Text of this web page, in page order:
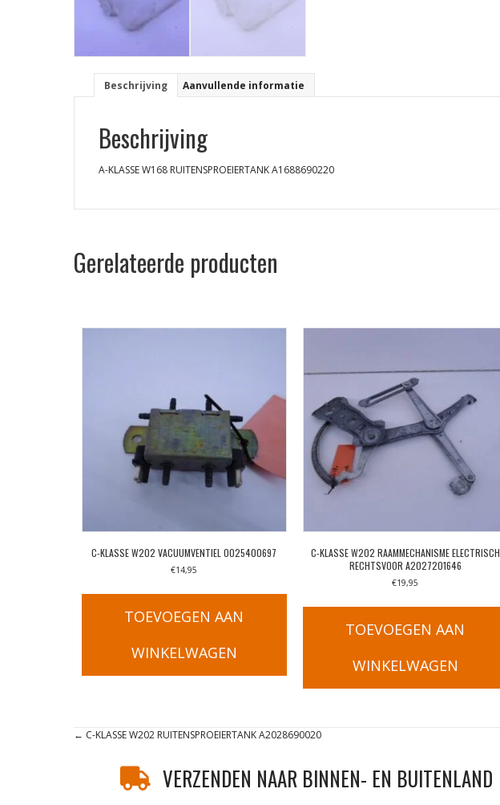
Beschrijving Aanvullende informatie
Beschrijving
A-KLASSE W168 RUITENSPROEIERTANK A1688690220
Gerelateerde producten
C-KLASSE W202 VACUUMVENTIEL 0025400697
€14,95
TOEVOEGEN AAN
WINKELWAGEN
C-KLASSE W202 RAAMMECHANISME ELECTRISCH
RECHTSVOOR A2027201646
€19,95
TOEVOEGEN AAN
WINKELWAGEN
Posts
navigation
← C-KLASSE W202 RUITENSPROEIERTANK A2028690020
VERZENDEN NAAR BINNEN- EN BUITENLAND